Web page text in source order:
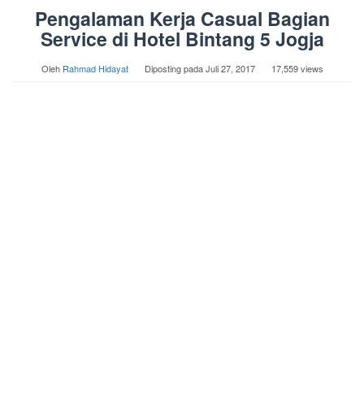
Pengalaman Kerja Casual Bagian
Service di Hotel Bintang 5 Jogja
Oleh Rahmad Hidayat Diposting padaJuli 27, 2017 17,559 views